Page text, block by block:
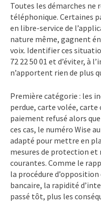
Toutes les démarches ne
téléphonique. Certaines
en libre-service de
nature même, gagnent
voix. Identifier ces
72 22 50 01 et d’éviter, à
n’apportent rien de plus
Première catégorie : les
perdue, carte volée,
paiement refusé alors
ces cas, le numéro Wise
adapté pour mettre en
mesures de protection et
courantes. Comme le
la procédure d’opposition
bancaire, la rapidité
passé tôt, plus les